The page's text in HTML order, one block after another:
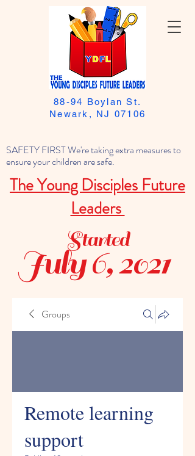
SAFETY FIRST We're taking extra measures to
ensure your children are safe.
The Young Disciples Future
Leaders
88-94 Boylan St.
Newark, NJ 07106
July 6, 2021
Started
Groups
Remote learning
support